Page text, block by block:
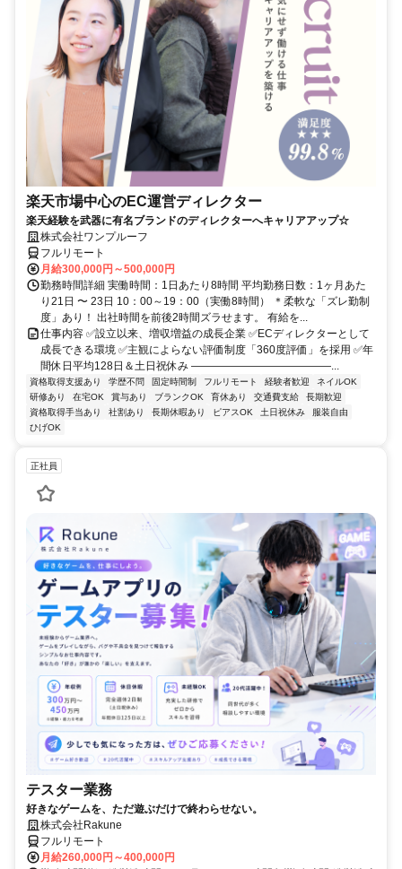
楽天市場中心のEC運営ディレクター
楽天経験を武器に有名ブランドのディレクターへキャリアアップ☆
株式会社ワンプルーフ
フルリモート
月給300,000円～500,000円
勤務時間詳細 実働時間：1日あたり8時間 平均勤務日数：1ヶ月あた
り21日 〜 23日 10：00～19：00（実働8時間） ＊柔軟な「ズレ勤制
度」あり！ 出社時間を前後2時間ズラせます。 有給を...
仕事内容 ✅設立以来、増収増益の成長企業 ✅ECディレクターとして
成長できる環境 ✅主観によらない評価制度「360度評価」を採用 ✅年
間休日平均128日＆土日祝休み ―――――――――――――...
資格取得支援あり 学歴不問 固定時間制 フルリモート 経験者歓迎
ネイルOK
研修あり
在宅OK 賞与あり ブランクOK 育休あり 交通費支給
長期歓迎
資格取得手当あり
社割あり 長期休暇あり ピアスOK 土日祝休み
服装自由
ひげOK
正社員
テスター業務
好きなゲームを、ただ遊ぶだけで終わらせない。
株式会社Rakune
フルリモート
月給260,000円～400,000円